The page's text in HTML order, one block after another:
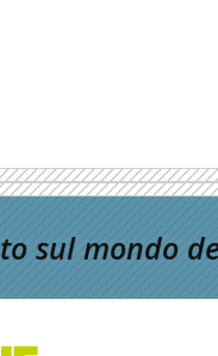
sul mondo